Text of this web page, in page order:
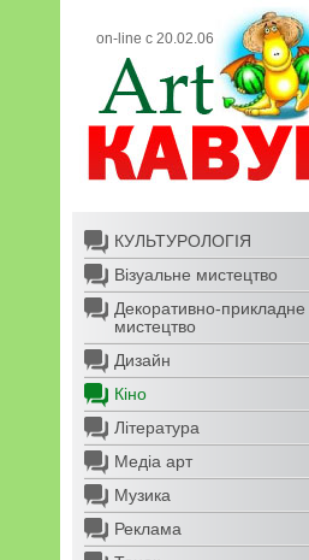
on-line с 20.02.06
КУЛЬТУРОЛОГІЯ
Візуальне мистецтво
Декоративно-прикладне
мистецтво
Дизайн
Кіно
Література
Медіа арт
Музика
Реклама